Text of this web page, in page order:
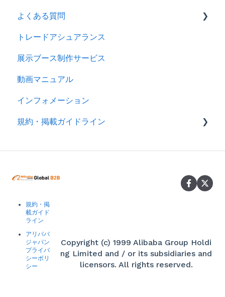
よくある質問
ログイン
アカウント
製品情報
メッセージ
RFQ
トレードアシュアランス
お申込み・お支払い
掲載ガイドライン
トレードアシュアランス
展示ブース制作サービス
動画マニュアル
インフォメーション
規約・掲載ガイドライン
規約・掲
載ガイド
ライン
アリババ
ジャパン
プライバ
シーポリ
シー
Copyright (c) 1999 Alibaba Group Holdi
ng Limited and / or its subsidiaries and
licensors. All rights reserved.